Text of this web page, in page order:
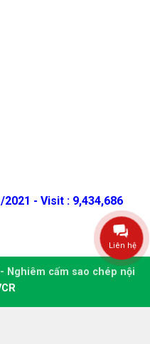
- Visit : 9,434,686
Nghiêm cấm sao chép nội
Liên hệ